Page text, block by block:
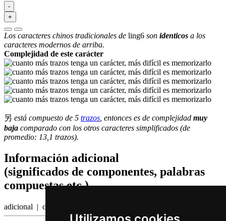
-
+
Los caracteres chinos tradicionales de ling6 son identicos a los
caracteres modernos de arriba.
Complejidad de este carácter
另 está compuesto de 5 trazos , entonces es de complejidad muy
baja comparado con los otros caracteres simplificados (de
promedio: 13,1 trazos).
Información adicional
(significados de componentes, palabras
compuestas etc.)
adicional | con otros ojos